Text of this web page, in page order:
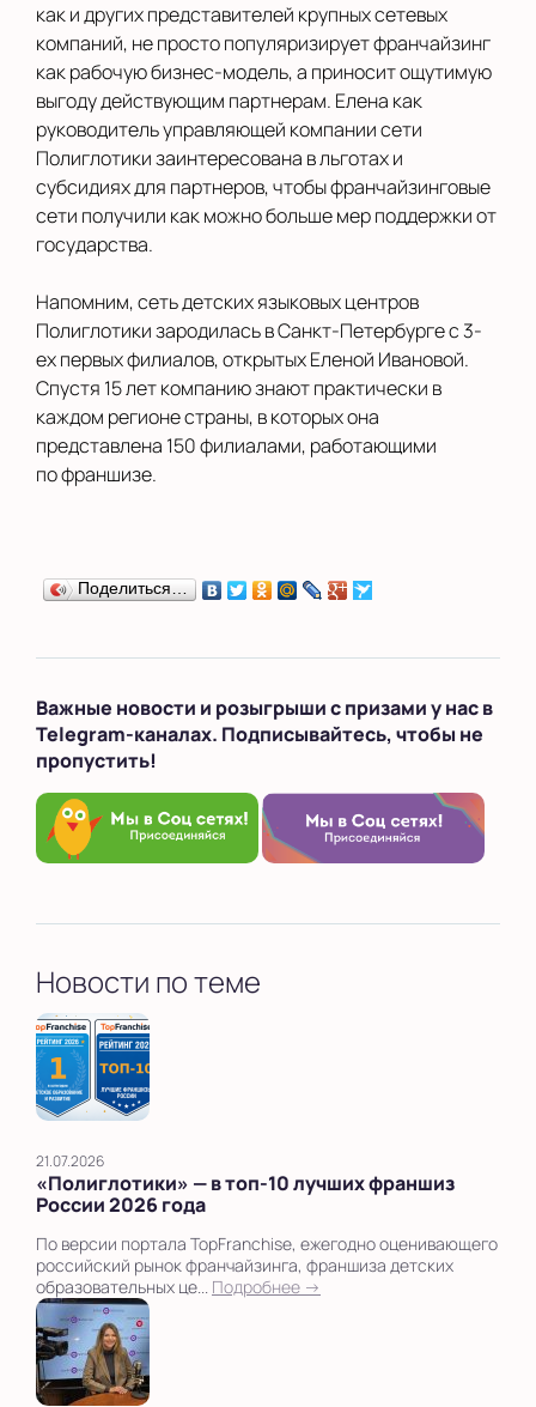
как и других представителей крупных сетевых
компаний, не просто популяризирует франчайзинг
как рабочую бизнес-модель, а приносит ощутимую
выгоду действующим партнерам. Елена как
руководитель управляющей компании сети
Полиглотики заинтересована в льготах и
субсидиях для партнеров, чтобы франчайзинговые
сети получили как можно больше мер поддержки от
государства.
Напомним, сеть детских языковых центров
Полиглотики зародилась в Санкт-Петербурге с 3-
ех первых филиалов, открытых Еленой Ивановой.
Спустя 15 лет компанию знают практически в
каждом регионе страны, в которых она
представлена 150 филиалами, работающими
по франшизе.
Поделиться…
Важные новости и розыгрыши с призами у нас в
Telegram-каналах. Подписывайтесь, чтобы не
пропустить!
Новости по теме
21.07.2026
«Полиглотики» — в топ‑10 лучших франшиз
России 2026 года
По версии портала TopFranchise, ежегодно оценивающего
российский рынок франчайзинга, франшиза детских
образовательных це... Подробнее →